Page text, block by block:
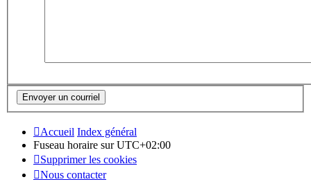
Accueil Index général
Fuseau horaire surUTC+02:00
Supprimer les cookies
Nous contacter